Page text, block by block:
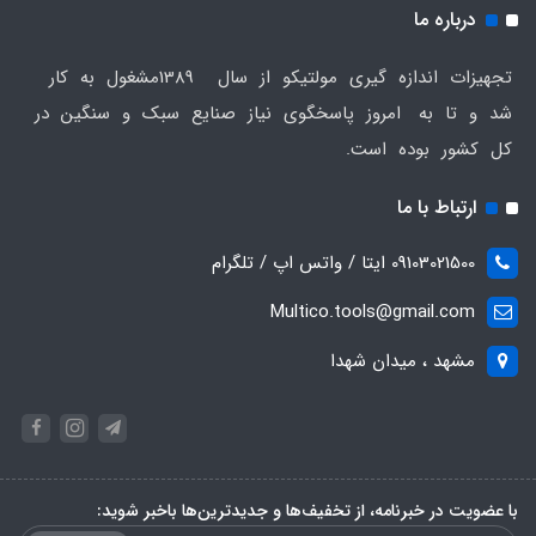
درباره ما
تجهیزات اندازه گیری مولتیکو از سال 1389مشغول به کار
شد و تا به امروز پاسخگوی نیاز صنایع سبک و سنگین در
کل کشور بوده است.
ارتباط با ما
09103021500 ایتا / واتس اپ / تلگرام
Multico.tools@gmail.com
مشهد ، میدان شهدا
با عضویت در خبرنامه، از تخفیف‌ها و جدیدترین‌ها باخبر شوید: